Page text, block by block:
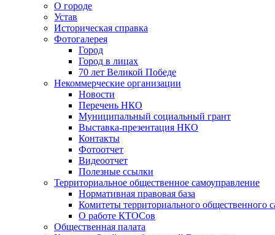
О городе
Устав
Историческая справка
Фотогалерея
Город
Город в лицах
70 лет Великой Победе
Некоммерческие организации
Новости
Перечень НКО
Муниципальный социальный грант
Выставка-презентация НКО
Контакты
Фотоотчет
Видеоотчет
Полезные ссылки
Территориальное общественное самоуправление
Нормативная правовая база
Комитеты территориального общественного
О работе КТОСов
Общественная палата